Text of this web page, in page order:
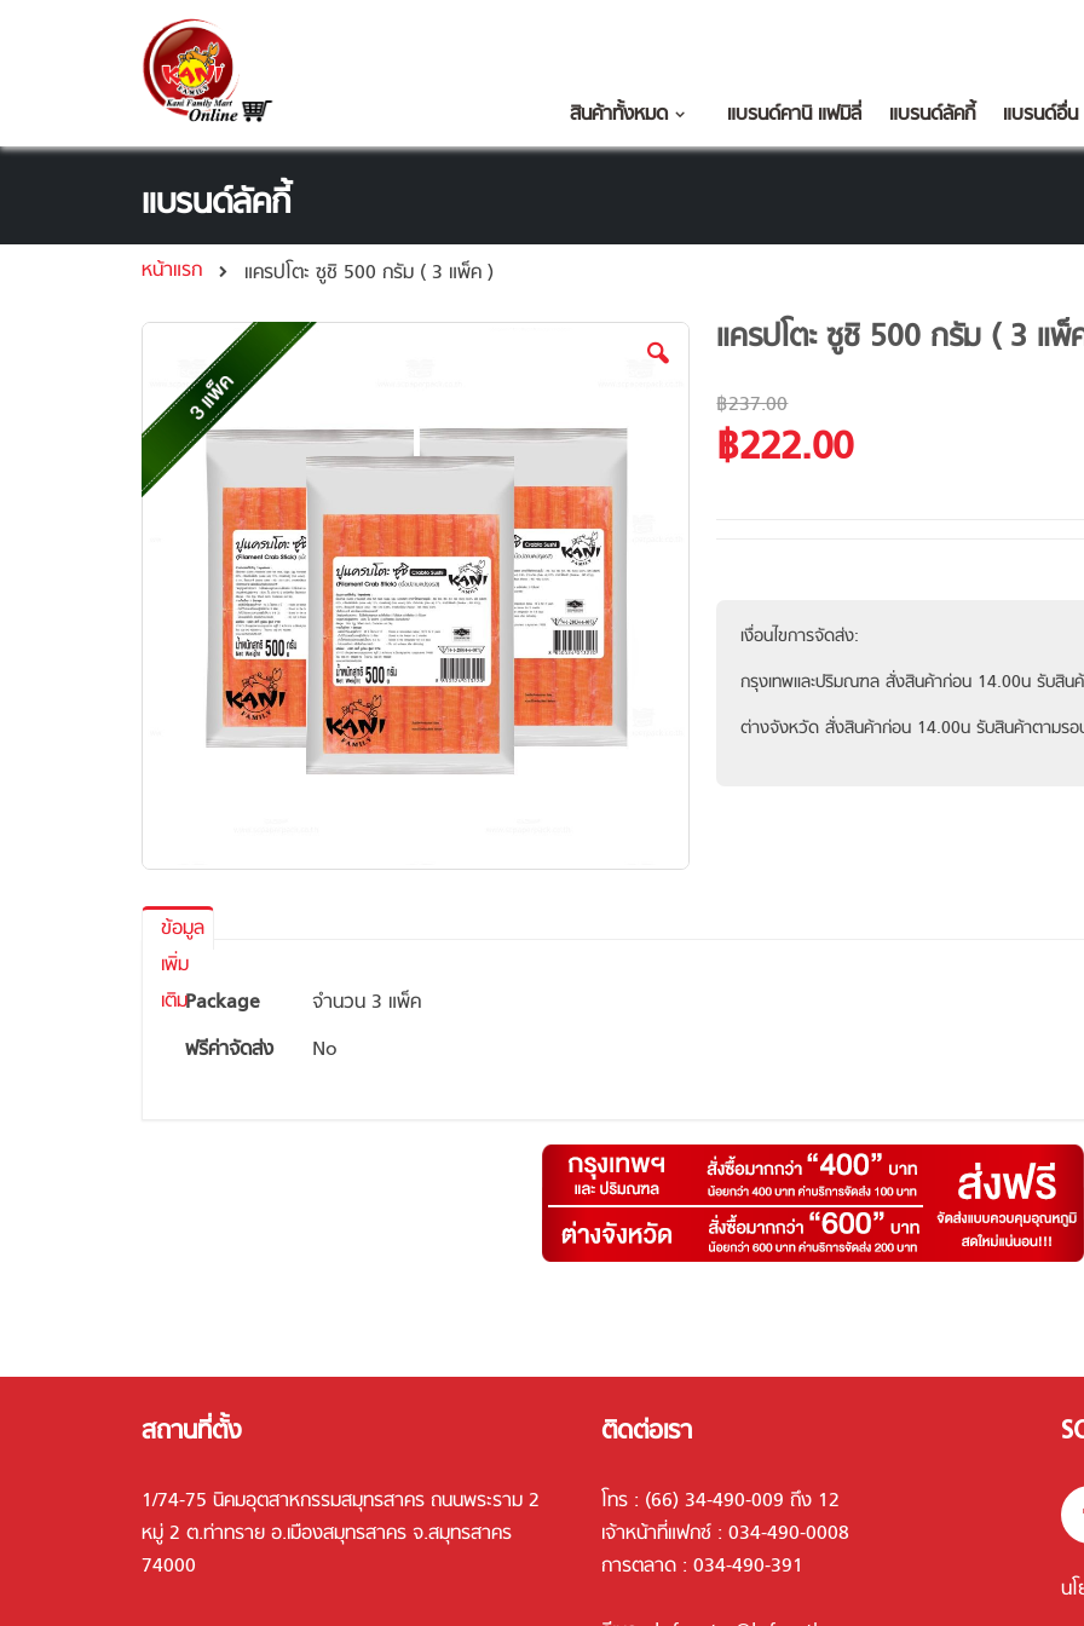
Skip
to
Content
สินค้าทั้งหมด แบรนด์คานิ แฟมิลี่ แบรนด์ลัคกี้ แบรนด์อื่น
แบรนด์ลัคกี้
หน้าแรก
แครปโตะ ซูชิ 500 กรัม ( 3 แพ็ค )
Skip
end
the
to
beginning
แครปโตะ ซูชิ 500 กรัม ( 3 แพ็
Special
฿222.00
฿237.00
เงื่อนไขการจัดส่ง:
กรุงเทพและปริมณฑล สั่งสินค้าก่อน 14.00น รับสิน
ต่างจังหวัด สั่งสินค้าก่อน 14.00น รับสินค้าตามรอ
ข้อมูล
เพิ่ม
เติมข้อมูล
เติม
Package
จำนวน 3 แพ็ค
ฟรีค่าจัดส่ง
No
สถานที่ตั้ง
1/74-75 นิคมอุตสาหกรรมสมุทรสาคร ถนนพระราม 2
หมู่ 2 ต.ท่าทราย อ.เมืองสมุทรสาคร จ.สมุทรสาคร
74000
ติดต่อเรา
โทร : (66) 34-490-009 ถึง 12
เจ้าหน้าที่แฟกซ์ : 034-490-0008
การตลาด : 034-490-391
น